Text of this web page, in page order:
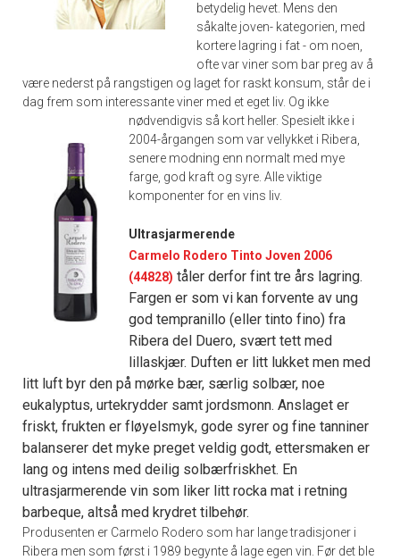
betydelig hevet. Mens den
såkalte joven- kategorien, med
kortere lagring i fat - om noen,
ofte var viner som bar preg av å
være nederst på rangstigen og laget for raskt konsum, står de i
dag frem som interessante viner med et eget liv. Og ikke
nødvendigvis så kort heller. Spesielt ikke i
2004-årgangen som var vellykket i Ribera,
senere modning enn normalt med mye
farge, god kraft og syre. Alle viktige
komponenter for en vins liv.
Ultrasjarmerende
Carmelo Rodero Tinto Joven 2006
(44828) tåler derfor fint tre års lagring.
Fargen er som vi kan forvente av ung
god tempranillo (eller tinto fino) fra
Ribera del Duero, svært tett med
lillaskjær. Duften er litt lukket men med
litt luft byr den på mørke bær, særlig solbær, noe
eukalyptus, urtekrydder samt jordsmonn. Anslaget er
friskt, frukten er fløyelsmyk, gode syrer og fine tanniner
balanserer det myke preget veldig godt, ettersmaken er
lang og intens med deilig solbærfriskhet. En
ultrasjarmerende vin som liker litt rocka mat i retning
barbeque, altså med krydret tilbehør.
Produsenten er Carmelo Rodero som har lange tradisjoner i
Ribera men som først i 1989 begynte å lage egen vin. Før det ble